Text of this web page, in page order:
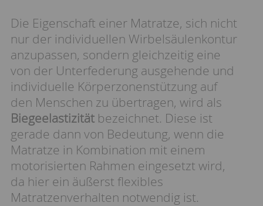
Die Eigenschaft einer Matratze, sich nicht
nur der individuellen Wirbelsäulenkontur
anzupassen, sondern gleichzeitig eine
von der Unterfederung ausgehende und
individuelle Körperzonenstützung auf
den Menschen zu übertragen, wird als
Biegeelastizität bezeichnet. Diese ist
gerade dann von Bedeutung, wenn die
Matratze in Kombination mit einem
motorisierten Rahmen eingesetzt wird,
da hier ein äußerst flexibles
Matratzenverhalten notwendig ist.